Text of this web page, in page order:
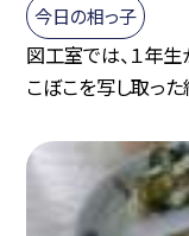
今日の相っ子
図工室では、１年生
こぼこを写し取っ